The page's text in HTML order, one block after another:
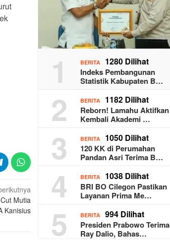
Mutia
Kanisius
1 BERITA 1280 Dilihat
Indeks Pembangunan
Statistik Kabupaten B…
2 BERITA 1182 Dilihat
Reborn! Lamahu Aktifkan
Kembali Akademi …
3 BERITA 1050 Dilihat
120 KK di Perumahan
Pandan Asri Terima B…
4 BERITA 1038 Dilihat
BRI BO Cilegon Pastikan
Layanan Prima Me…
5 BERITA 994 Dilihat
Presiden Prabowo Terima
Ray Dalio, Bahas…